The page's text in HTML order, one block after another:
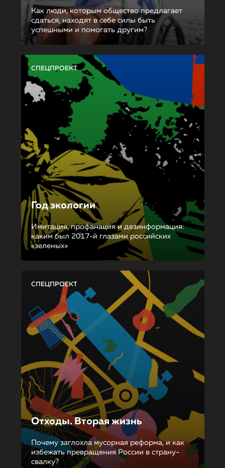
Как люди, которым общество предлагает
сдаться, находят в себе силы быть
успешными и помогать другим?
СПЕЦПРОЕКТ
Год экологии
Имитация, профанация и дезинформация:
каким был 2017-й глазами российских
«зеленых»
СПЕЦПРОЕКТ
Отходы. Вторая жизнь
Почему заглохла мусорная реформа, и как
избежать превращения России в страну-
свалку?